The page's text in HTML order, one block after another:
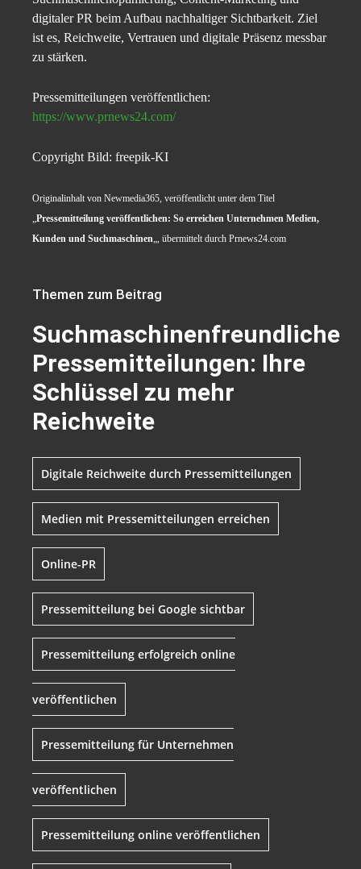
digitaler PR beim Aufbau nachhaltiger Sichtbarkeit. Ziel
ist es, Reichweite, Vertrauen und digitale Präsenz messbar
zu stärken.
Pressemitteilungen veröffentlichen:
https://www.prnews24.com/
Copyright Bild: freepik-KI
Originalinhalt von Newmedia365, veröffentlicht unter dem Titel
„Pressemitteilung veröffentlichen: So erreichen Unternehmen Medien,
Kunden und Suchmaschinen„, übermittelt durch Prnews24.com
Themen zum Beitrag
Suchmaschinenfreundliche
Pressemitteilungen: Ihre
Schlüssel zu mehr
Reichweite
Digitale Reichweite durch Pressemitteilungen
Medien mit Pressemitteilungen erreichen
Online-PR
Pressemitteilung bei Google sichtbar
Pressemitteilung erfolgreich online
veröffentlichen
Pressemitteilung für Unternehmen
veröffentlichen
Pressemitteilung online veröffentlichen